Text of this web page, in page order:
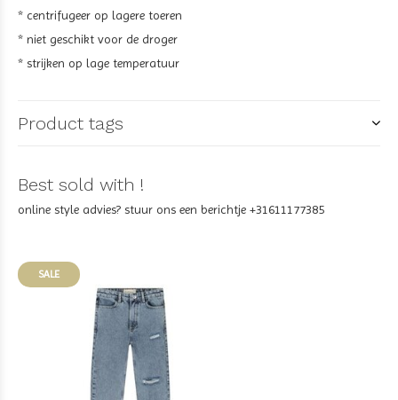
* centrifugeer op lagere toeren
* niet geschikt voor de droger
* strijken op lage temperatuur
Product tags
Best sold with !
online style advies? stuur ons een berichtje +31611177385
SALE